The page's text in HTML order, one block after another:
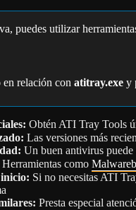
puedes utilizar
en relación con atitray.exe y
Obtén ATI Tray Tools
Las versiones más
Un buen antivirus puede
Herramientas como
Si no necesitas ATI
Presta especial